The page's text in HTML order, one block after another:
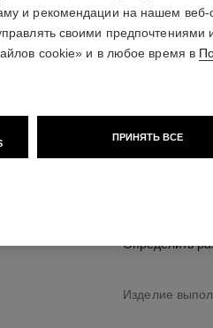
Модель
белая керамика
Подробнее
вариант(2)
определить
Изделие
и рекомендации на нашем веб-
своими предпочтениями
cookie» и в любое время в
ПРИНЯТЬ ВСЕ